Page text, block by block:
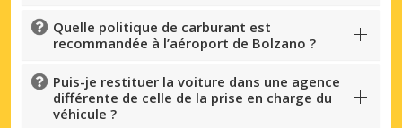
Quelle politique de carburant est
recommandée à l’aéroport de Bolzano ?
Puis-je restituer la voiture dans une agence
différente de celle de la prise en charge du
véhicule ?